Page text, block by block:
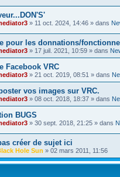
» 11 oct. 2024, 14:46 » dans
pour les donnations/
» 17 juil. 2021, 10:59 » dans
Facebook VRC
» 21 oct. 2019, 08:51 » dans
vos images sur VRC.
» 08 oct. 2018, 18:37 » dans
BUGS
» 30 sept. 2018, 21:25 » dans
créer de sujet ici
Hole Sun » 02 mars 2011, 11:56